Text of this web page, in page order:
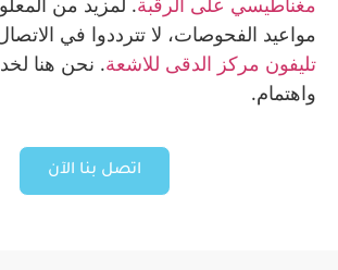
مواعيد الفحوصات، لا تترددوا في
تليفون مركز الدقى للاشعة. نحن هنا
واهتمام.
اتصل بنا الآن